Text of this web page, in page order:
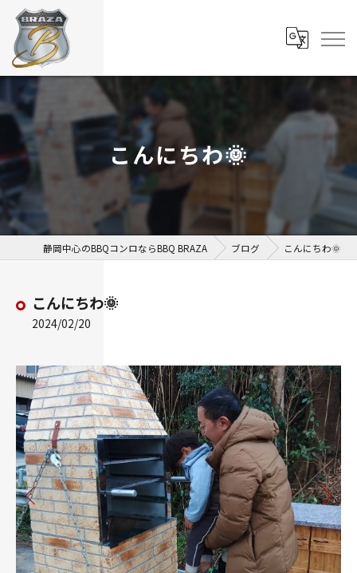
こんにちわ🌞
静岡中心のBBQコンロならBBQ BRAZA ブログ こんにちわ🌞
こんにちわ🌞
2024/02/20